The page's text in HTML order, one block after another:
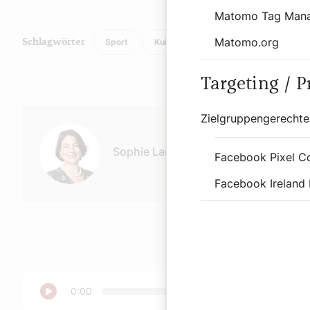
Schlagwörter Sport Kulinarik Podcast Religion
Sophie Lauringer
Abspielen
0:00
Matomo Tag
Matomo.org
Targeting /
Facebook Pixel
Facebook Ireland